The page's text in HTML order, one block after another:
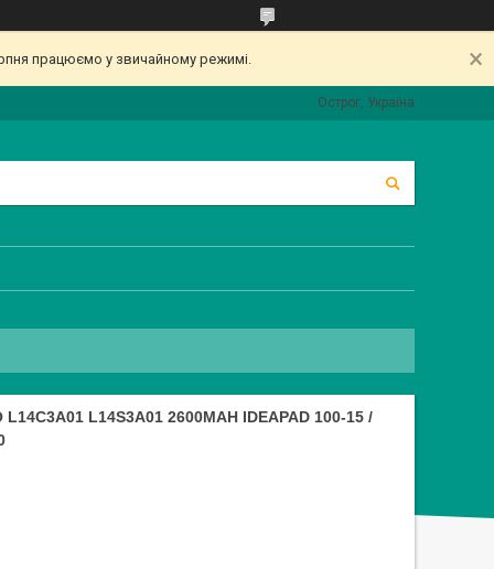
працюємо у звичайному режимі.
Острог, Україна
L14S3A01 2600MAH IDEAPAD 100-15 /